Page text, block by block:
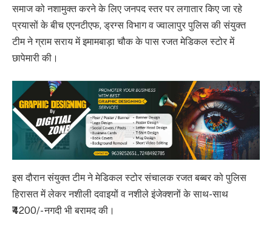
समाज को नशामुक्त करने के लिए जनपद स्तर पर लगातार किए जा रहे
प्रयासों के बीच एएनटीएफ, ड्रग्स विभाग व ज्वालापुर पुलिस की संयुक्त
टीम ने ग्राम सराय में इमामबाड़ा चौक के पास रजत मेडिकल स्टोर में
छापेमारी की।
इस दौरान संयुक्त टीम ने मेडिकल स्टोर संचालक रजत बब्बर को पुलिस
हिरासत में लेकर नशीली दवाइयों व नशीले इंजेक्शनों के साथ-साथ
₹4200/- नगदी भी बरामद की।